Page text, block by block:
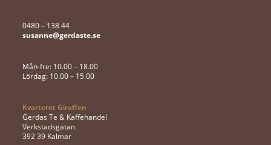
0480 – 138 44
susanne@gerdaste.se
Mån-fre: 10.00 – 18.00
Lördag: 10.00 – 15.00
Kvarteret Giraffen
Gerdas Te & Kaffehandel
Verkstadsgatan
392 39 Kalmar